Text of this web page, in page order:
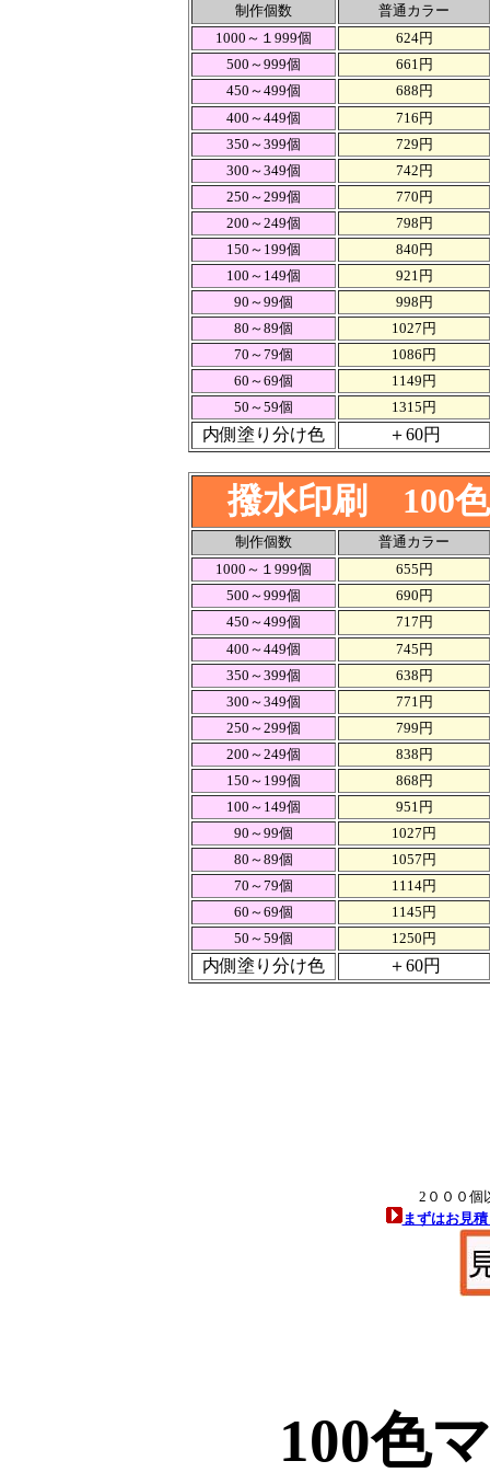
制作個数
普通カラー
1000～１999個
624円
500～999個
661円
450～499個
688円
400～449個
716円
350～399個
729円
300～349個
742円
250～299個
770円
200～249個
798円
150～199個
840円
100～149個
921円
90～99個
998円
80～89個
1027円
70～79個
1086円
60～69個
1149円
50～59個
1315円
内側塗り分け色 ＋60円
撥水印刷 100
制作個数
普通カラー
1000～１999個
655円
500～999個
690円
450～499個
717円
400～449個
745円
350～399個
638円
300～349個
771円
250～299個
799円
200～249個
838円
150～199個
868円
100～149個
951円
90～99個
1027円
80～89個
1057円
70～79個
1114円
60～69個
1145円
50～59個
1250円
内側塗り分け色 ＋60円
2０００個以
まずはお見
100色